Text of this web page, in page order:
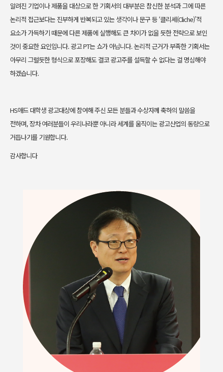
알려진 기업이나 제품을 대상으로 한 기획서의 대부분은 참신한 분석과 그에 따른
논리적 접근보다는 진부하게 반복되고 있는 생각이나 문구 등 ‘클리셰(Cliche)’적
요소가 가득하기 때문에 다른 제품에 실행해도 큰 차이가 없을 듯한 전략으로 보인
것이 중요한 요인입니다. 광고 PT는 쇼가 아닙니다. 논리적 근거가 부족한 기획서는
아무리 그럴듯한 형식으로 포장해도 결코 광고주를 설득할 수 없다는 걸 명심해야
하겠습니다.
HS애드 대학생 광고대상에 참여해 주신 모든 분들과 수상자께 축하의 말씀을
전하며, 장차 여러분들이 우리나라뿐 아니라 세계를 움직이는 광고산업의 동량으로
거듭나기를 기원합니다.
감사합니다